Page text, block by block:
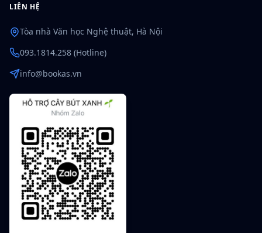
LIÊN HỆ
Tòa nhà Văn học Nghệ thuật, Hà Nội
093.1814.258 (Hotline)
info@bookas.vn